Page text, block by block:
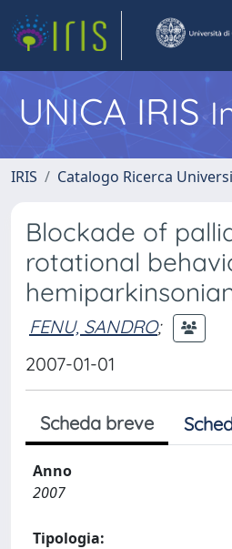
UNICA IRIS
IRIS Catalogo Ricerca
Blockade of
rotational
FENU, SANDRO;
2007-01-01
Scheda breve
Anno
2007
Tipologia: